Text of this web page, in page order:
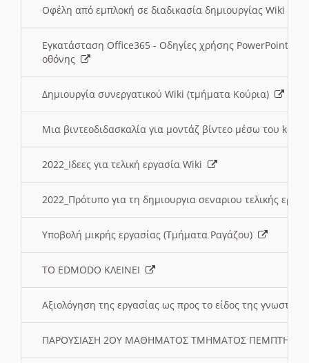
Οφέλη από εμπλοκή σε διαδικασία δημιουργίας Wiki
Εγκατάσταση Office365 - Οδηγίες χρήσης PowerPoint
οθόνης
Δημιουργία συνεργατικού Wiki (τμήματα Κούρια)
Μια βιντεοδιδασκαλία για μοντάζ βίντεο μέσω του
2022_Ιδεες για τελική εργασία Wiki
2022_Πρότυπο για τη δημιουργια σεναριου τελικής
Υποβολή μικρής εργασίας (Τμήματα Ραγάζου)
ΤΟ EDMODO ΚΛΕΙΝΕΙ
Αξιολόγηση της εργασίας ως προς το είδος της
ΠΑΡΟΥΣΙΑΣΗ 2ΟΥ ΜΑΘΗΜΑΤΟΣ ΤΜΗΜΑΤΟΣ